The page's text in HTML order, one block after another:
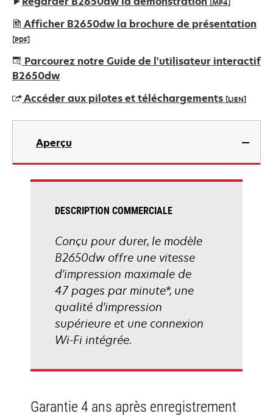
[MP4]
Afficher B2650dw la brochure de présentation
[PDF]
s’ouvre
dans
nouvel
onglet
Parcourez notre Guide de l'utilisateur interactif
B2650dw
Accéder aux pilotes et téléchargements [LIEN]
s’ouvre
nouvel
onglet
Aperçu
DESCRIPTION COMMERCIALE
Conçu pour durer, le modèle
B2650dw offre une vitesse
d'impression maximale de
47 pages par minute*, une
qualité d'impression
supérieure et une connexion
Wi-Fi intégrée.
Garantie 4 ans après enregistrement